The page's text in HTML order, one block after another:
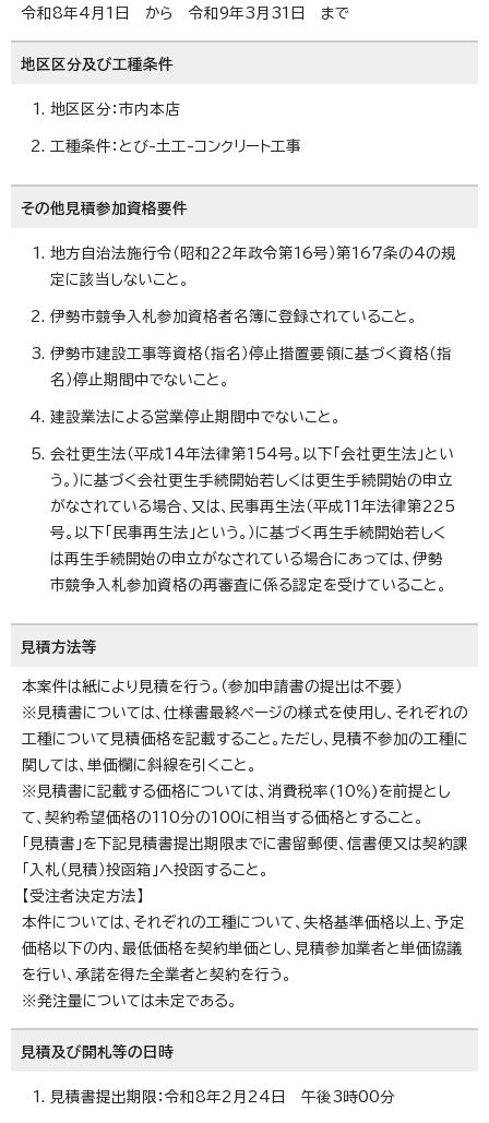
令和8年4月1日 から 令和9年3月31日 まで
地区区分及び工種条件
地区区分：市内本店
工種条件：とび-土工-コンクリート工事
その他見積参加資格要件
地方自治法施行令（昭和22年政令第16号）第167条の4の規
定に該当しないこと。
伊勢市競争入札参加資格者名簿に登録されていること。
伊勢市建設工事等資格（指名）停止措置要領に基づく資格（指
名）停止期間中でないこと。
建設業法による営業停止期間中でないこと。
会社更生法（平成14年法律第154号。以下「会社更生法」とい
う。）に基づく会社更生手続開始若しくは更生手続開始の申立
がなされている場合、又は、民事再生法（平成11年法律第225
号。以下「民事再生法」という。）に基づく再生手続開始若しく
は再生手続開始の申立がなされている場合にあっては、伊勢
市競争入札参加資格の再審査に係る認定を受けていること。
見積方法等
本案件は紙により見積を行う。（参加申請書の提出は不要）
※見積書については、仕様書最終ページの様式を使用し、それぞれの
工種について見積価格を記載すること。ただし、見積不参加の工種に
関しては、単価欄に斜線を引くこと。
※見積書に記載する価格については、消費税率(10％)を前提とし
て、契約希望価格の110分の100に相当する価格とすること。
「見積書」を下記見積書提出期限までに書留郵便、信書便又は契約課
「入札（見積）投函箱」へ投函すること。
【受注者決定方法】
本件については、それぞれの工種について、失格基準価格以上、予定
価格以下の内、最低価格を契約単価とし、見積参加業者と単価協議
を行い、承諾を得た全業者と契約を行う。
※発注量については未定である。
見積及び開札等の日時
見積書提出期限：令和8年2月24日 午後3時00分